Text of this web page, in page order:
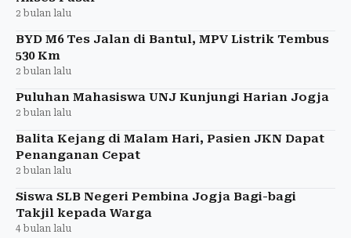
2 bulan lalu
BYD M6 Tes Jalan di Bantul, MPV Listrik Tembus
530 Km
2 bulan lalu
Puluhan Mahasiswa UNJ Kunjungi Harian Jogja
2 bulan lalu
Balita Kejang di Malam Hari, Pasien JKN Dapat
Penanganan Cepat
2 bulan lalu
Siswa SLB Negeri Pembina Jogja Bagi-bagi
Takjil kepada Warga
4 bulan lalu